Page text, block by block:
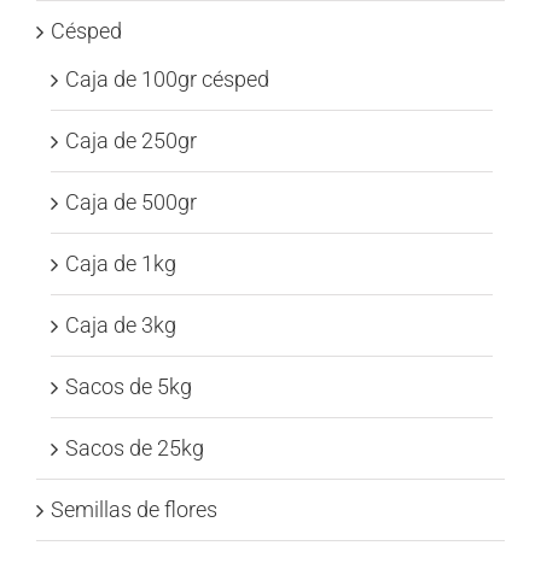
Césped
Caja de 100gr césped
Caja de 250gr
Caja de 500gr
Caja de 1kg
Caja de 3kg
Sacos de 5kg
Sacos de 25kg
Semillas de flores